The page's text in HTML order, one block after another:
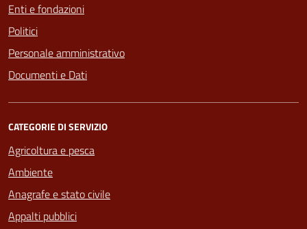
Enti e fondazioni
Politici
Personale amministrativo
Documenti e Dati
CATEGORIE DI SERVIZIO
Agricoltura e pesca
Ambiente
Anagrafe e stato civile
Appalti pubblici